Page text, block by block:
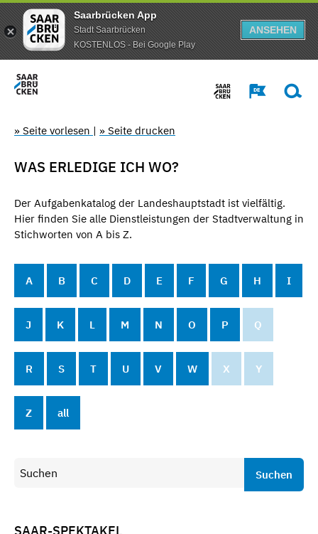
Saarbrücken App
Stadt Saarbrücken
KOSTENLOS - Bei Google Play
ANSEHEN
» Seite vorlesen | » Seite drucken
WAS ERLEDIGE ICH WO?
Der Aufgabenkatalog der Landeshauptstadt ist vielfältig.
Hier finden Sie alle Dienstleistungen der Stadtverwaltung in
Stichworten von A bis Z.
A B C D E F G H I
J K L M N O P Q
R S T U V W X Y
Z all
Suchen